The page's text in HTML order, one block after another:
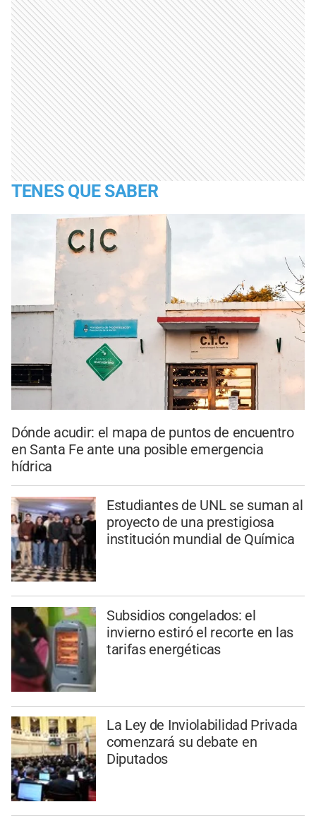
TENES QUE SABER
Dónde acudir: el mapa de puntos de encuentro
en Santa Fe ante una posible emergencia
hídrica
Estudiantes de UNL se suman al
proyecto de una prestigiosa
institución mundial de Química
Subsidios congelados: el
invierno estiró el recorte en las
tarifas energéticas
La Ley de Inviolabilidad Privada
comenzará su debate en
Diputados